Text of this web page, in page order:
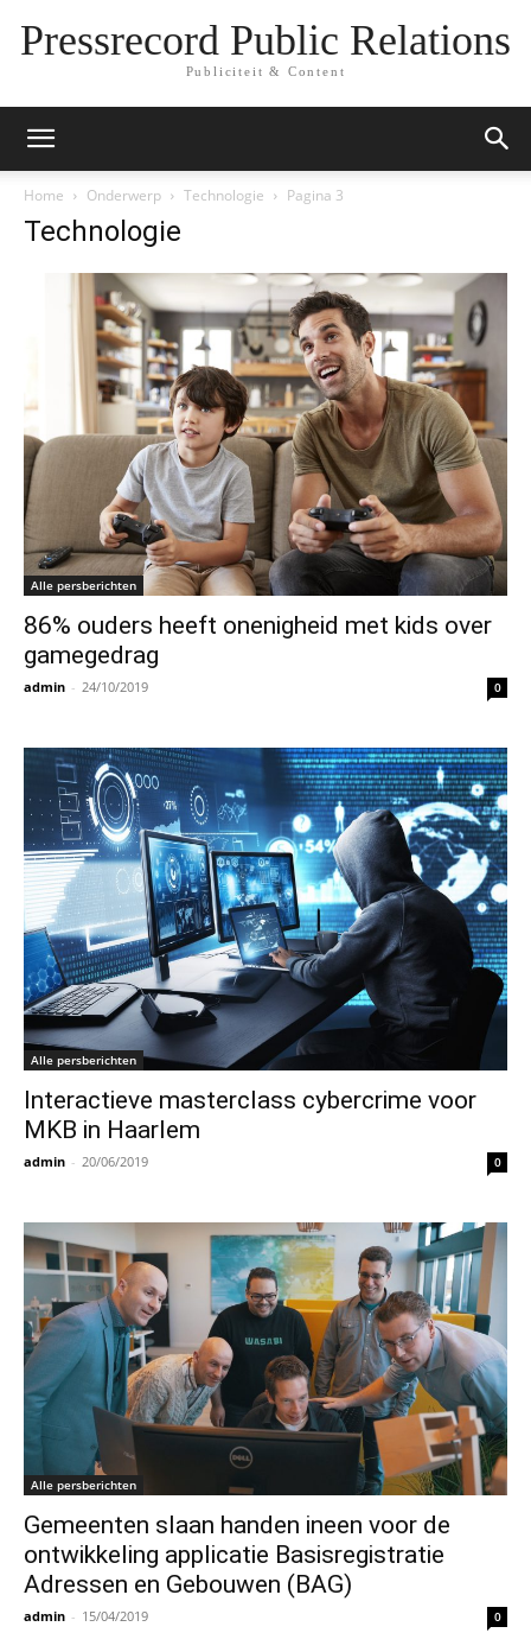
Pressrecord Public Relations
Publiciteit & Content
Home Onderwerp Technologie Pagina 3
Technologie
Alle persberichten
86% ouders heeft onenigheid met kids over
gamegedrag
admin - 24/10/2019 0
Alle persberichten
Interactieve masterclass cybercrime voor
MKB in Haarlem
admin - 20/06/2019 0
Alle persberichten
Gemeenten slaan handen ineen voor de
ontwikkeling applicatie Basisregistratie
Adressen en Gebouwen (BAG)
admin - 15/04/2019 0